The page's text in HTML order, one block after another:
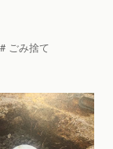
ごみ捨て